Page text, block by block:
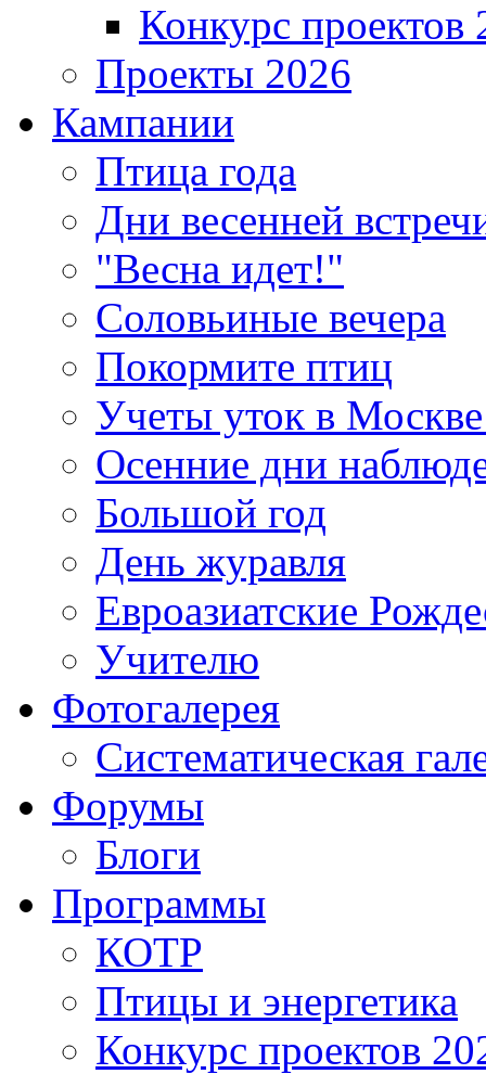
Конкурс проектов
Проекты 2026
Кампании
Птица года
Дни весенней
"Весна идет!"
Соловьиные вечера
Покормите птиц
Учеты уток в
Осенние дни
Большой год
День журавля
Евроазиатские
Учителю
Фотогалерея
Систематическая
Форумы
Блоги
Программы
КОТР
Птицы и энергетика
Конкурс проектов